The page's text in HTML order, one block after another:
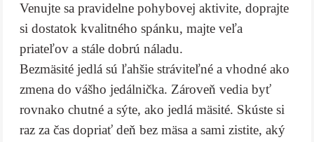
Venujte sa pravidelne pohybovej aktivite, doprajte
si dostatok kvalitného spánku, majte veľa
priateľov a stále dobrú náladu.
Bezmäsité jedlá sú ľahšie stráviteľné a vhodné ako
zmena do vášho jedálnička. Zároveň vedia byť
rovnako chutné a sýte, ako jedlá mäsité. Skúste si
raz za čas dopriať deň bez mäsa a sami zistite, aký